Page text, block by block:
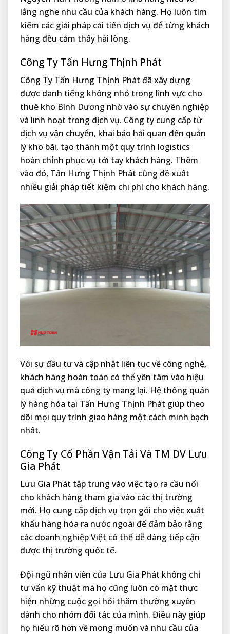
lắng nghe nhu cầu của khách hàng. Họ luôn tìm
kiếm các giải pháp cải tiến dịch vụ để từng khách
hàng đều cảm thấy hài lòng.
Công Ty Tấn Hưng Thịnh Phát
Công Ty Tấn Hưng Thịnh Phát đã xây dựng
được danh tiếng không nhỏ trong lĩnh vực cho
thuê kho Bình Dương nhờ vào sự chuyên nghiệp
và linh hoạt trong dịch vụ. Công ty cung cấp từ
dịch vụ vận chuyển, khai báo hải quan đến quản
lý kho bãi, tạo thành một quy trình logistics
hoàn chỉnh phục vụ tới tay khách hàng. Thêm
vào đó, Tấn Hưng Thịnh Phát cũng đề xuất
nhiều giải pháp tiết kiệm chi phí cho khách hàng.
Với sự đầu tư và cập nhật liên tục về công nghệ,
khách hàng hoàn toàn có thể yên tâm vào hiệu
quả dịch vụ mà công ty mang lại. Hệ thống quản
lý hàng hóa tại Tấn Hưng Thịnh Phát giúp theo
dõi mọi quy trình giao hàng một cách minh bạch
nhất.
Công Ty Cổ Phần Vận Tải Và TM DV Lưu
Gia Phát
Lưu Gia Phát tập trung vào việc tạo ra cầu nối
cho khách hàng tham gia vào các thị trường
mới. Họ cung cấp dịch vụ trọn gói cho việc xuất
khẩu hàng hóa ra nước ngoài để đảm bảo rằng
các doanh nghiệp Việt có thể dễ dàng tiếp cận
được thị trường quốc tế.
Đội ngũ nhân viên của Lưu Gia Phát không chỉ
tư vấn kỹ thuật mà họ cũng luôn có mặt thực
hiện những cuộc gọi hỏi thăm thường xuyên
dành cho nhóm đối tác của mình. Điều này giúp
họ hiểu rõ hơn về mong muốn và nhu cầu của